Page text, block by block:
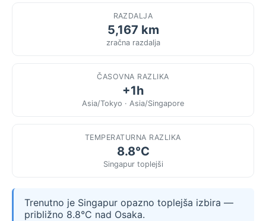
RAZDALJA
5,167 km
zračna razdalja
ČASOVNA RAZLIKA
+1h
Asia/Tokyo · Asia/Singapore
TEMPERATURNA RAZLIKA
8.8°C
Singapur toplejši
Trenutno je Singapur opazno toplejša izbira —
približno 8.8°C nad Osaka.